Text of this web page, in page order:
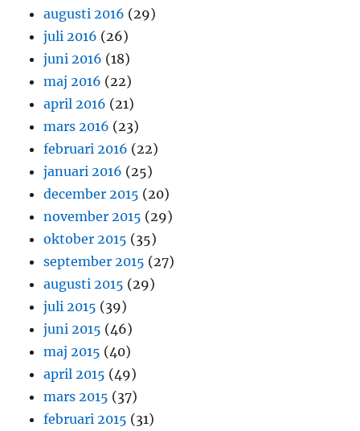
augusti 2016 (29)
juli 2016 (26)
juni 2016 (18)
maj 2016 (22)
april 2016 (21)
mars 2016 (23)
februari 2016 (22)
januari 2016 (25)
december 2015 (20)
november 2015 (29)
oktober 2015 (35)
september 2015 (27)
augusti 2015 (29)
juli 2015 (39)
juni 2015 (46)
maj 2015 (40)
april 2015 (49)
mars 2015 (37)
februari 2015 (31)